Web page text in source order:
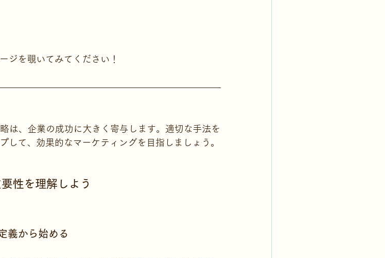
ジを覗いてみてください！
は、企業の成功に大きく寄与します。適切な手法を
して、効果的なマーケティングを目指しましょう。
性を理解しよう
義から始める